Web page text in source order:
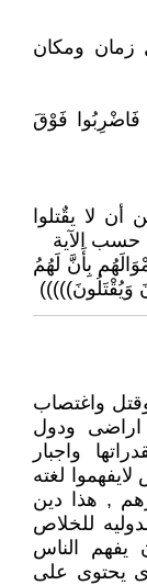
زمان ومكان
فَوْقَ
لا يقٌتلوا
حسب الآية
بِأَنَّ لَهُمُ
وَيُقْتَلُونَ)))))
واغتصاب
اراضى ودول
واجبار
لغته
, هذا دين
للخلاص
الناس
يحتوى على